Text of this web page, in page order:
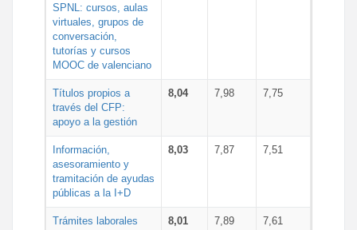
SPNL: cursos, aulas
virtuales, grupos de
conversación,
tutorías y cursos
MOOC de valenciano
Títulos propios a
través del CFP:
apoyo a la gestión
8,04 7,98 7,75
Información,
asesoramiento y
tramitación de ayudas
públicas a la I+D
8,03 7,87 7,51
Trámites laborales
8,01 7,89 7,61